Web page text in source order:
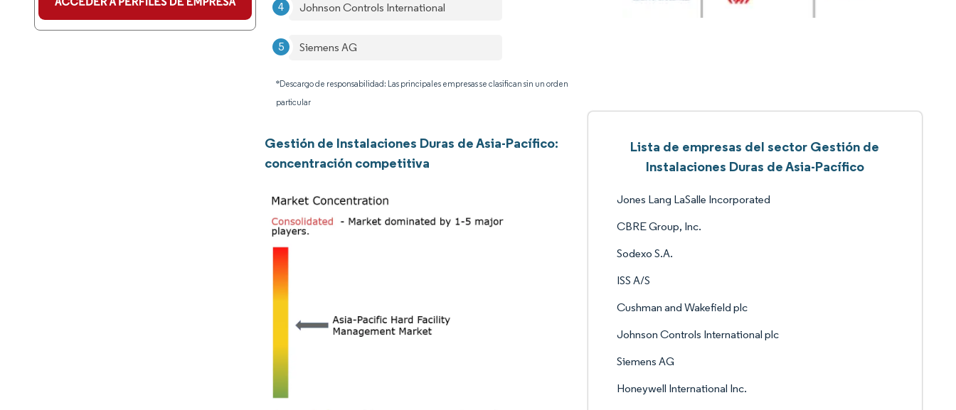
Johnson Controls International
Siemens AG
*Descargo de responsabilidad: Las principales empresas se clasifican sin un orden
particular
Gestión de Instalaciones Duras de Asia-Pacífico:
concentración competitiva
Lista de empresas del sector Gestión de
Instalaciones Duras de Asia-Pacífico
Jones Lang LaSalle Incorporated
CBRE Group, Inc.
Sodexo S.A.
ISS A/S
Cushman and Wakefield plc
Johnson Controls International plc
Siemens AG
Honeywell International Inc.